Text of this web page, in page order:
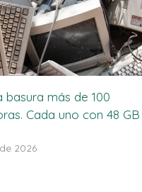
basura más de 100
Cada uno con 48
2026